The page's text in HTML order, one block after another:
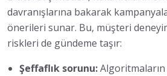
davranışlarına bakarak
önerileri sunar. Bu, müşteri
riskleri de gündeme taşır:
Şeffaflık sorunu: